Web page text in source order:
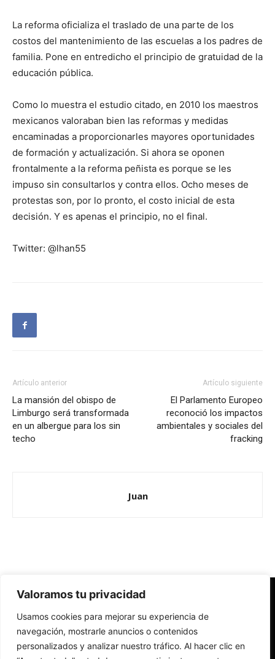
Valoramos tu privacidad
Usamos cookies para mejorar su experiencia de
navegación, mostrarle anuncios o contenidos
personalizados y analizar nuestro tráfico. Al hacer clic en
La reforma oficializa el traslado de una parte de los
costos del mantenimiento de las escuelas a los padres de
familia. Pone en entredicho el principio de gratuidad de la
educación pública.
Como lo muestra el estudio citado, en 2010 los maestros
mexicanos valoraban bien las reformas y medidas
encaminadas a proporcionarles mayores oportunidades
de formación y actualización. Si ahora se oponen
frontalmente a la reforma peñista es porque se les
impuso sin consultarlos y contra ellos. Ocho meses de
protestas son, por lo pronto, el costo inicial de esta
decisión. Y es apenas el principio, no el final.
Twitter: @lhan55
Artículo anterior
La mansión del obispo de
Limburgo será transformada
en un albergue para los sin
techo
Artículo siguiente
El Parlamento Europeo
reconoció los impactos
ambientales y sociales del
fracking
Juan
Redes Cristianas
Una mirada alternativa sobre la Iglesia católica y la sociedad
- Colectivos de Redes Cristianas